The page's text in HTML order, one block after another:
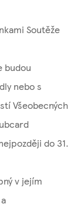
Soutěže
budou
nebo s
Všeobecných
do 31.
v jejím